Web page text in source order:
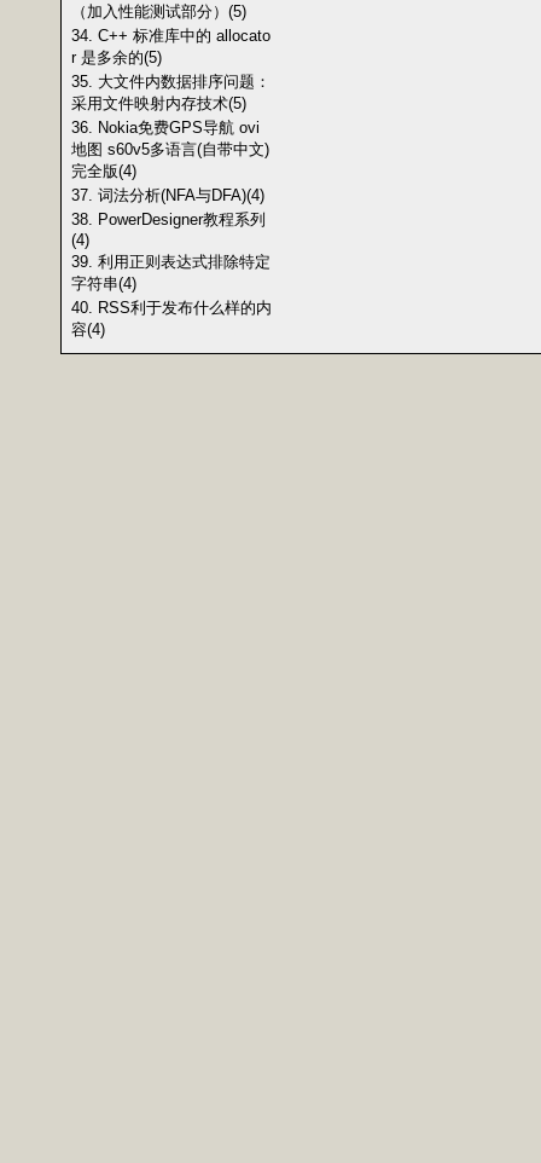
（加入性能测试部分）(5)
34. C++ 标准库中的 allocato
r 是多余的(5)
35. 大文件内数据排序问题：
采用文件映射内存技术(5)
36. Nokia免费GPS导航 ovi
地图 s60v5多语言(自带中文)
完全版(4)
37. 词法分析(NFA与DFA)(4)
38. PowerDesigner教程系列
(4)
39. 利用正则表达式排除特定
字符串(4)
40. RSS利于发布什么样的内
容(4)